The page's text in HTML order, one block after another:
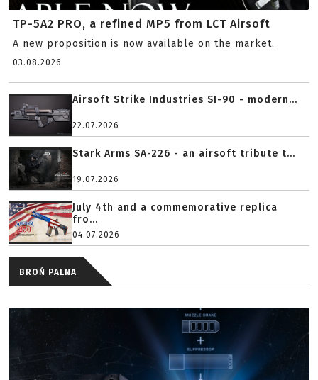
TP-5A2 PRO, a refined MP5 from LCT Airsoft
A new proposition is now available on the market.
03.08.2026
Airsoft Strike Industries SI-90 - modern...
22.07.2026
Stark Arms SA-226 - an airsoft tribute t...
19.07.2026
July 4th and a commemorative replica
fro...
04.07.2026
BROŃ PALNA